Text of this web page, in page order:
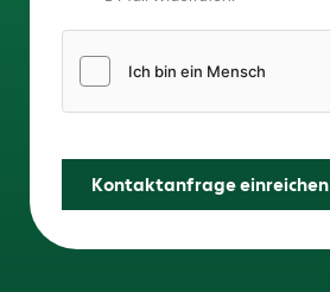
Kontaktanfrage einreichen